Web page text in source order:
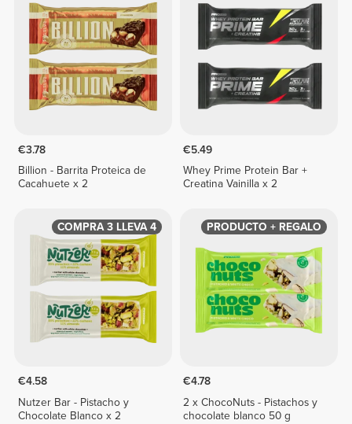
€3.78
Billion - Barrita Proteica de
Cacahuete x 2
€5.49
Whey Prime Protein Bar +
Creatina Vainilla x 2
COMPRA 3 LLEVA 4
€4.58
Nutzer Bar - Pistacho y
Chocolate Blanco x 2
PRODUCTO + REGALO
€4.78
2 x ChocoNuts - Pistachos y
chocolate blanco 50 g